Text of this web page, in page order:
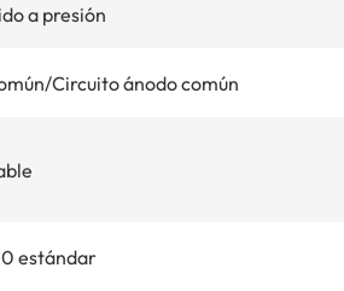
a presión
Circuito ánodo común
estándar